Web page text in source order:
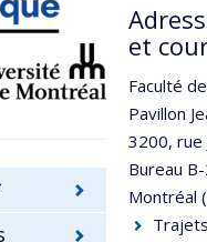
et
Faculté
Pavillon
3200, rue
Bureau
Montréal